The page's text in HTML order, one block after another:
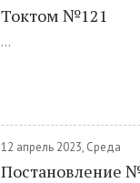
Токтом №121
...
12 апрель 2023, Среда
Постановление